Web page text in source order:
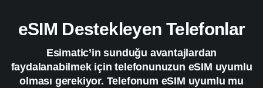
eSIM Destekleyen Telefonlar
Esimatic’in sunduğu avantajlardan
faydalanabilmek için telefonunuzun eSIM uyumlu
olması gerekiyor. Telefonum eSIM uyumlu mu